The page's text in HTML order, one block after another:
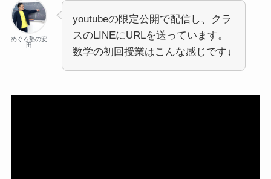
めぐろ塾の安
田
youtubeの限定公開で配信し、クラ
スのLINEにURLを送っています。
数学の初回授業はこんな感じです↓